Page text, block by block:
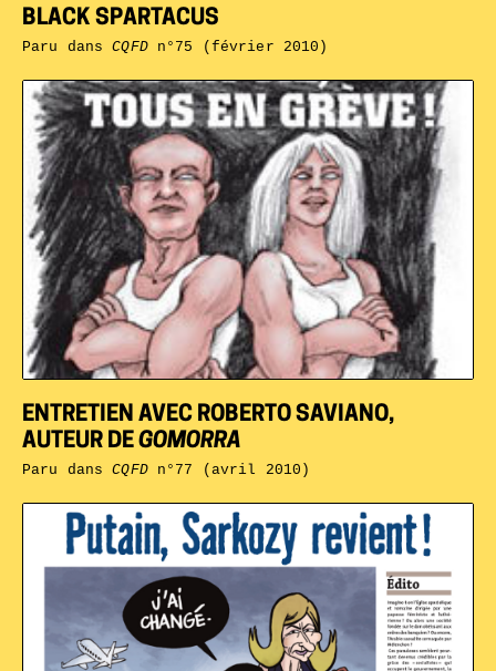
ENTRETIEN AVEC ROBERTO SAVIANO,
AUTEUR DE GOMORRA
Paru dansCQFDn°77 (avril 2010)
BLACK SPARTACUS
Paru dansCQFDn°75 (février 2010)